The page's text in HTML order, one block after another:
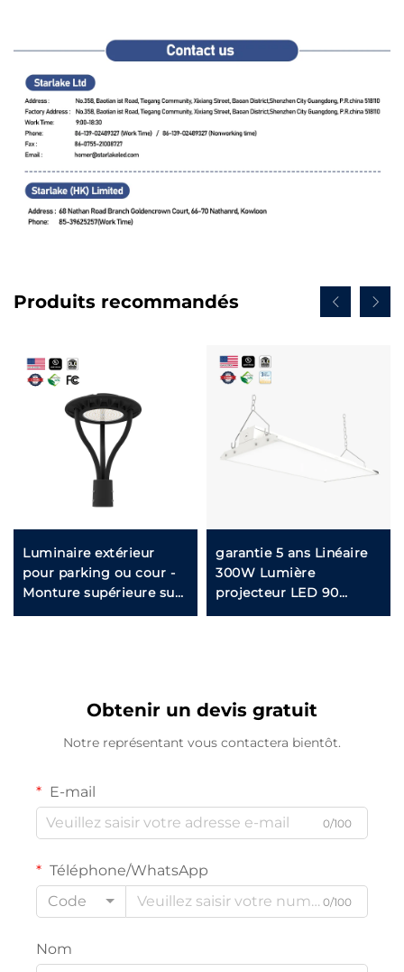
Produits recommandés
Luminaire extérieur
pour parking ou cour -
Monture supérieure sur
poteau en stock aux
garantie 5 ans Linéaire
300W Lumière
projecteur LED 90
degrés Réglable 4 pieds
Obtenir un devis gratuit
Notre représentant vous contactera bientôt.
E-mail
0/100
Téléphone/WhatsApp
Code
0/100
Nom